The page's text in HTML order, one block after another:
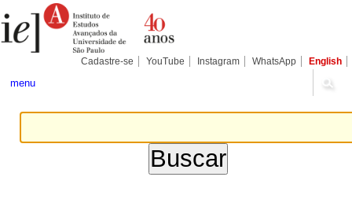
para
conteúdo.
Pessoais
Cadastre-se YouTube Instagram WhatsApp English
menu